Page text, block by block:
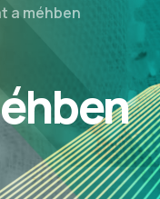
a méhben